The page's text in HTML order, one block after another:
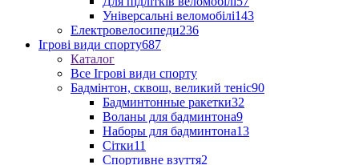
Універсальні веломобілі143
Електровелосипеди236
Ігрові види спорту687
Каталог
Все Ігрові види спорту
Бадмінтон, сквош, великий теніс90
Бадминтонные ракетки32
Воланы для бадминтона9
Наборы для бадминтона13
Сітки11
Спортивне взуття2